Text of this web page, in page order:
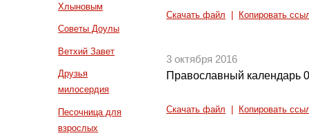
Хлыновым
Советы Доулы
Ветхий Завет
Друзья
милосердия
Песочница для
взрослых
Скачать файл Копировать
3 октября 2016
Православный календарь
Скачать файл Копировать